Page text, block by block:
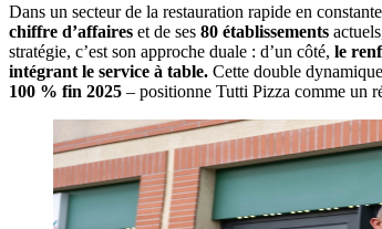
Dans un secteur de la restauration rapide en
chiffre d’affaires et de ses 80 établissements
stratégie, c’est son approche duale : d’un côté, le
intégrant le service à table. Cette double
100 % fin 2025 – positionne Tutti Pizza comme un